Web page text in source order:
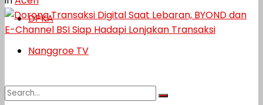
DPKA
Nanggroe TV